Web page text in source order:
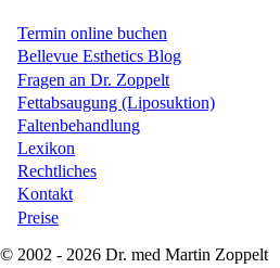
Termin online buchen
Bellevue Esthetics Blog
Fragen an Dr. Zoppelt
Fettabsaugung (Liposuktion)
Faltenbehandlung
Lexikon
Rechtliches
Kontakt
Preise
© 2002 - 2026 Dr. med Martin Zoppelt